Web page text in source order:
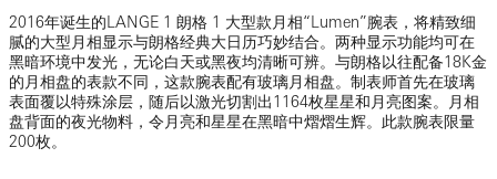
2016年诞生的LANGE 1 朗格 1 大型款月相“Lumen”腕表，将精致细
腻的大型月相显示与朗格经典大日历巧妙结合。两种显示功能均可在
黑暗环境中发光，无论白天或黑夜均清晰可辨。与朗格以往配备18K金
的月相盘的表款不同，这款腕表配有玻璃月相盘。制表师首先在玻璃
表面覆以特殊涂层，随后以激光切割出1164枚星星和月亮图案。月相
盘背面的夜光物料，令月亮和星星在黑暗中熠熠生辉。此款腕表限量
200枚。